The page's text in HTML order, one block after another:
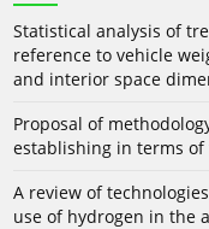
Statistical analysis of
reference to vehicle
and interior space
Proposal of
establishing in terms
A review of
use of hydrogen in the